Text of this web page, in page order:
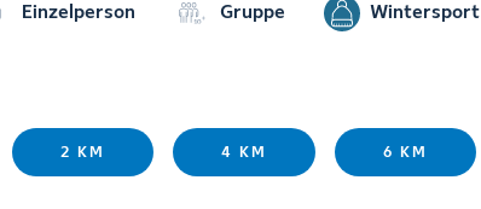
Einzelperson Gruppe Wintersport
2 KM 4 KM 6 KM